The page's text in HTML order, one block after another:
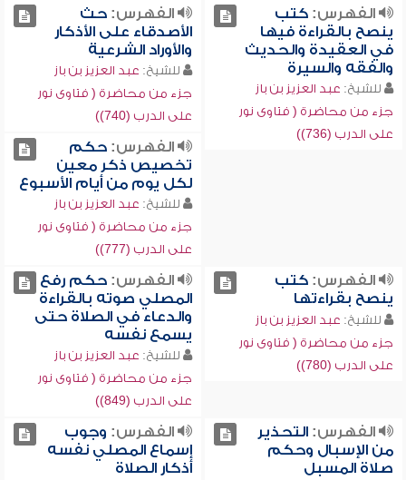
الفهرس:كتب
ينصح بالقراءة فيها
في العقيدة والحديث
والفقه والسيرة
للشيخ: عبد العزيز بن باز
جزء من محاضرة ( فتاوى نور
على الدرب (736))
الفهرس:حث
الأصدقاء على الأذكار
والأوراد الشرعية
للشيخ: عبد العزيز بن باز
جزء من محاضرة ( فتاوى نور
على الدرب (740))
الفهرس:حكم
تخصيص ذكر معين
لكل يوم من أيام الأسبوع
للشيخ: عبد العزيز بن باز
جزء من محاضرة ( فتاوى نور
على الدرب (777))
الفهرس:كتب
ينصح بقراءتها
للشيخ: عبد العزيز بن باز
جزء من محاضرة ( فتاوى نور
على الدرب (780))
الفهرس:حكم رفع
المصلي صوته بالقراءة
والدعاء في الصلاة حتى
يسمع نفسه
للشيخ: عبد العزيز بن باز
جزء من محاضرة ( فتاوى نور
على الدرب (849))
الفهرس:التحذير
من الإسبال وحكم
صلاة المسبل
الفهرس: وجوب
إسماع المصلي نفسه
أذكار الصلاة